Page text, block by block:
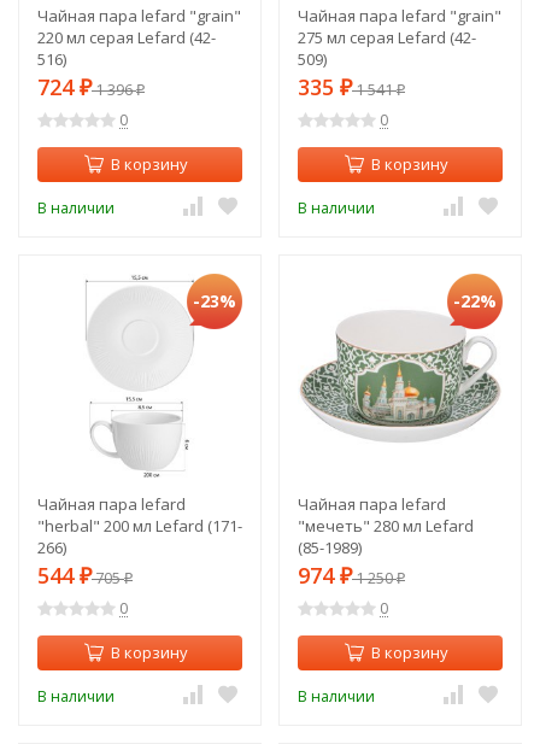
Чайная пара lefard "grain"
220 мл серая Lefard (42-
516)
724 ₽1 396₽
0
В корзину
В наличии
Чайная пара lefard "grain"
275 мл серая Lefard (42-
509)
335 ₽1 541₽
0
В корзину
В наличии
-23%
Чайная пара lefard
"herbal" 200 мл Lefard (171-
266)
544 ₽705₽
0
В корзину
В наличии
-22%
Чайная пара lefard
"мечеть" 280 мл Lefard
(85-1989)
974 ₽1 250₽
0
В корзину
В наличии